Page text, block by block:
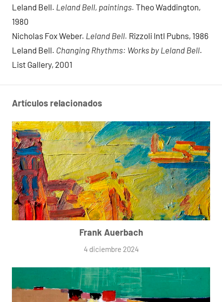
Leland Bell. Leland Bell, paintings. Theo Waddington,
1980
Nicholas Fox Weber. Leland Bell. Rizzoli Intl Pubns, 1986
Leland Bell. Changing Rhythms: Works by Leland Bell.
List Gallery, 2001
Artículos relacionados
Frank Auerbach
4 diciembre 2024